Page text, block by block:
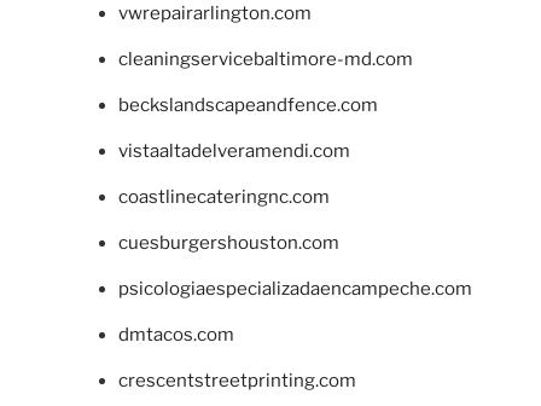
vwrepairarlington.com
cleaningservicebaltimore-md.com
beckslandscapeandfence.com
vistaaltadelveramendi.com
coastlinecateringnc.com
cuesburgershouston.com
psicologiaespecializadaencampeche.com
dmtacos.com
crescentstreetprinting.com